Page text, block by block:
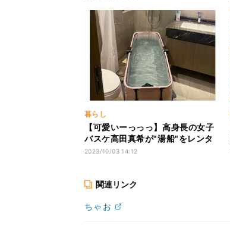
暮らし
【可愛いーっっっ】高身長の女子
バスケ高田真希が"湯船"をレンタ
ル! その姿に「シンデレラフィッ
2023/10/03 14:12
関連リンク
ちゃお